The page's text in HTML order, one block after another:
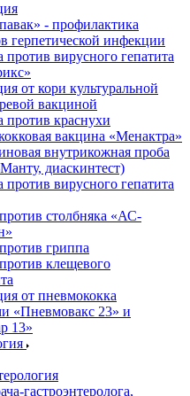
- профилактика
герпетической инфекции
вирусного гепатита
от кори культуральной
вакциной
против краснухи
вакцина «Менактра»
внутрикожная проба
диаскинтест)
вирусного гепатита
столбняка «АС-
гриппа
клещевого
от пневмококка
«Пневмовакс 23» и
13»
гастроэнтеролога,